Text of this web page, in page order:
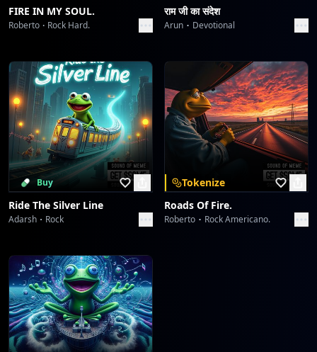
FIRE IN MY SOUL.
Roberto Rock Hard.
राम जी का संदेश
Arun Devotional
Buy
Ride The Silver Line
Adarsh Rock
Tokenize
Roads Of Fire.
Roberto Rock Americano.